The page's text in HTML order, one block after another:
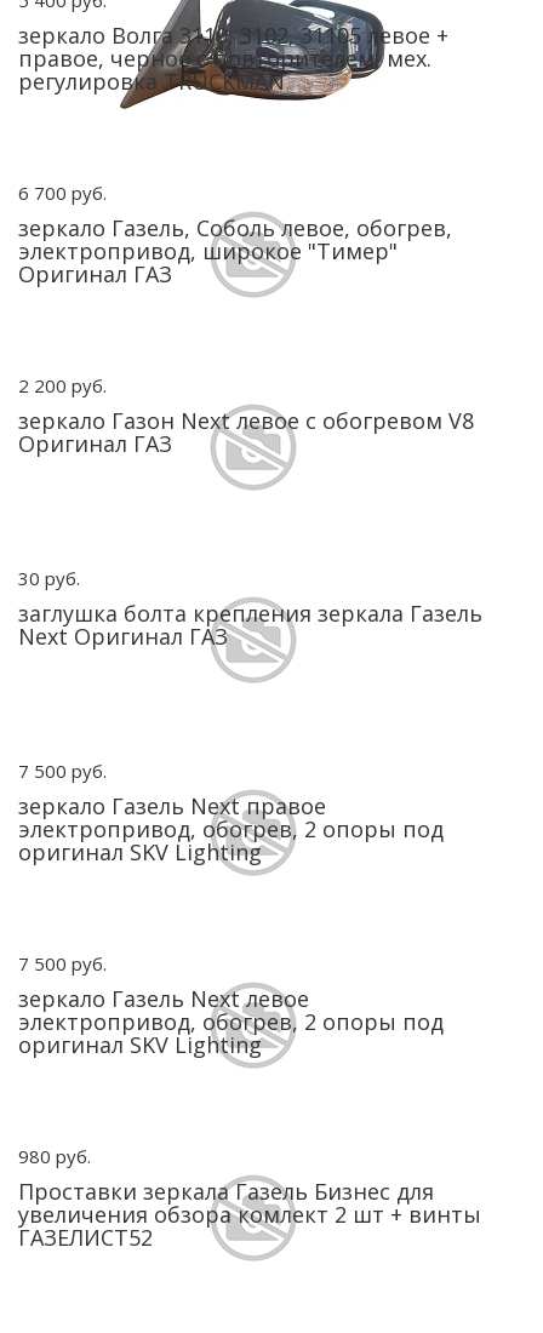
зеркало Волга 3110, 3102, 31105 левое +
правое, черное с повторителем, мех.
регулировка TRUCKMAN
6 700 руб.
зеркало Газель, Соболь левое, обогрев,
электропривод, широкое "Тимер"
Оригинал ГАЗ
2 200 руб.
зеркало Газон Next левое с обогревом V8
Оригинал ГАЗ
30 руб.
заглушка болта крепления зеркала Газель
Next Оригинал ГАЗ
7 500 руб.
зеркало Газель Next правое
электропривод, обогрев, 2 опоры под
оригинал SKV Lighting
7 500 руб.
зеркало Газель Next левое
электропривод, обогрев, 2 опоры под
оригинал SKV Lighting
980 руб.
Проставки зеркала Газель Бизнес для
увеличения обзора комлект 2 шт + винты
ГАЗЕЛИСТ52